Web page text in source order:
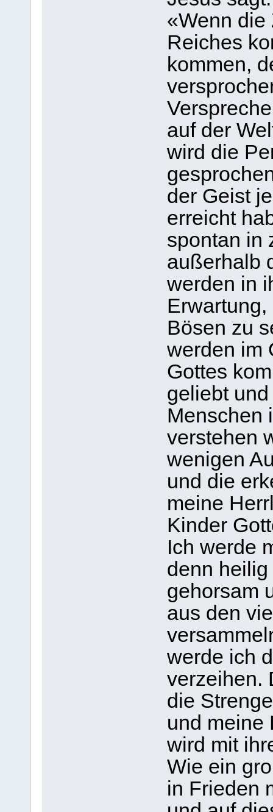
«Wenn die
Reiches
kommen,
auf der
wird die
der Geist
erreicht
spontan in
außerhalb
werden in
Bösen zu
werden im
Gottes
geliebt
Menschen
verstehen
wenigen
und die
meine
Kinder
Ich werde
denn
gehorsam
aus den
werde ich
verzeihen.
die
und meine
wird mit
Wie ein
in Frieden